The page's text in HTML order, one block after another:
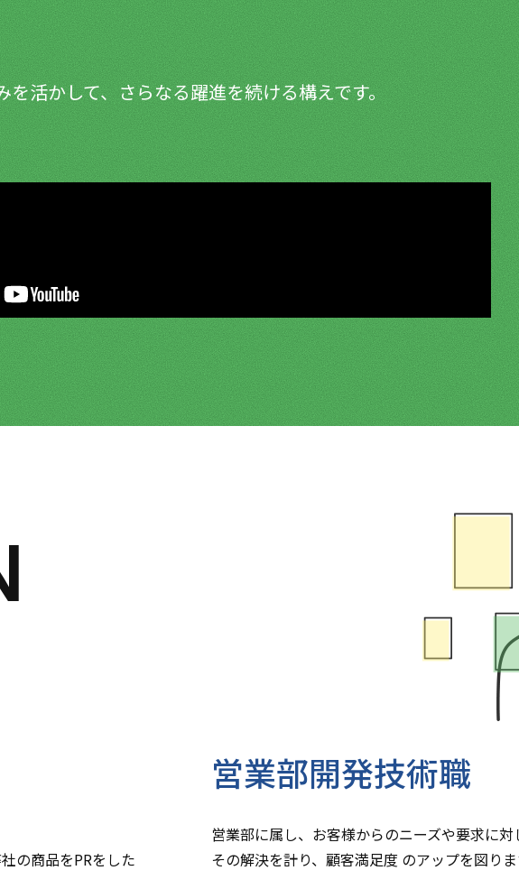
活かして、さらなる躍進を続ける構えです。
の商品をPRをした
営業部開発技術職
営業部に属し、お客様からのニーズや要求に
その解決を計り、顧客満足度 のアップを図りま